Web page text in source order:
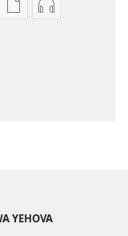
Mbinu
Furaha
Mbinu
Furaha
YEHOVA